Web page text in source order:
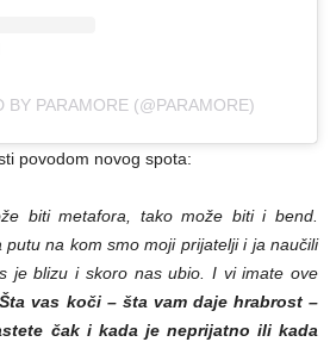
BY PARAMORE (@PARAMORE)
povodom novog spota:
biti metafora, tako može biti i bend.
na kom smo moji prijatelji i ja naučili
je blizu i skoro nas ubio. I vi imate ove
Šta vas koči – šta vam daje hrabrost –
čak i kada je neprijatno ili kada